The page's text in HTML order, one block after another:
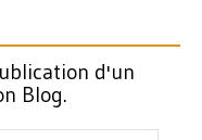
d'un
Blog.